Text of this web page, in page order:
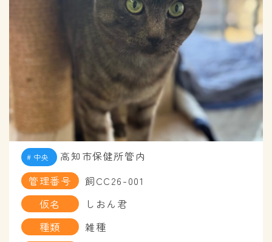
中央
高知市保健所管内
管理番号
飼CC26-001
仮名
しおん君
種類
雑種